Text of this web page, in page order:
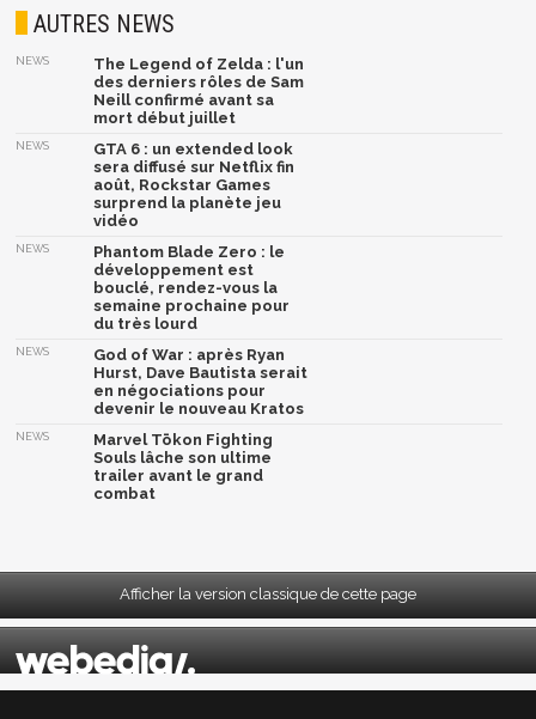
AUTRES NEWS
NEWS
The Legend of Zelda : l'un
des derniers rôles de Sam
Neill confirmé avant sa
mort début juillet
NEWS
GTA 6 : un extended look
sera diffusé sur Netflix fin
août, Rockstar Games
surprend la planète jeu
vidéo
NEWS
Phantom Blade Zero : le
développement est
bouclé, rendez-vous la
semaine prochaine pour
du très lourd
NEWS
God of War : après Ryan
Hurst, Dave Bautista serait
en négociations pour
devenir le nouveau Kratos
NEWS
Marvel Tōkon Fighting
Souls lâche son ultime
trailer avant le grand
combat
Afficher la version classique de cette page